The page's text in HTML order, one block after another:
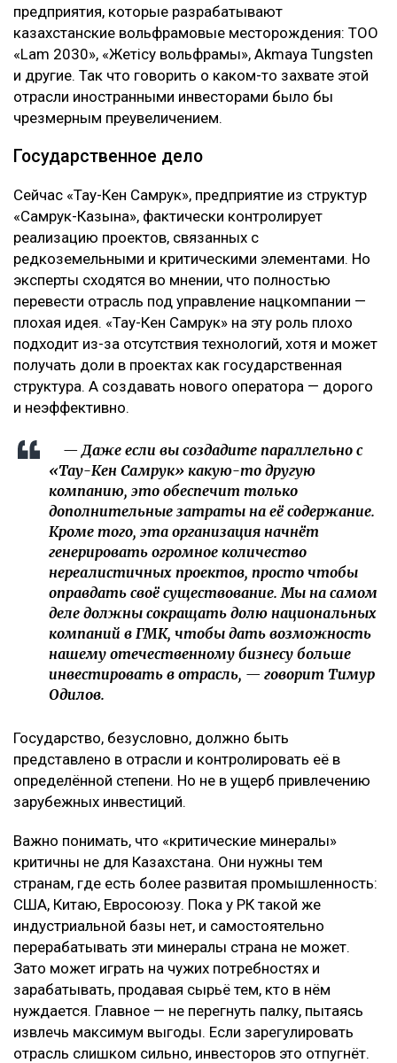
предприятия, которые разрабатывают
казахстанские вольфрамовые месторождения: ТОО
«Lam 2030», «Жетiсу вольфрамы», Akmaya Tungsten
и другие. Так что говорить о каком-то захвате этой
отрасли иностранными инвесторами было бы
чрезмерным преувеличением.
Государственное дело
Сейчас «Тау-Кен Самрук», предприятие из структур
«Самрук-Казына», фактически контролирует
реализацию проектов, связанных с
редкоземельными и критическими элементами. Но
эксперты сходятся во мнении, что полностью
перевести отрасль под управление нацкомпании —
плохая идея. «Тау-Кен Самрук» на эту роль плохо
подходит из-за отсутствия технологий, хотя и может
получать доли в проектах как государственная
структура. А создавать нового оператора — дорого
и неэффективно.
— Даже если вы создадите параллельно с
«Тау-Кен Самрук» какую-то другую
компанию, это обеспечит только
дополнительные затраты на её содержание.
Кроме того, эта организация начнёт
генерировать огромное количество
нереалистичных проектов, просто чтобы
оправдать своё существование. Мы на самом
деле должны сокращать долю национальных
компаний в ГМК, чтобы дать возможность
нашему отечественному бизнесу больше
инвестировать в отрасль, — говорит Тимур
Одилов.
Государство, безусловно, должно быть
представлено в отрасли и контролировать её в
определённой степени. Но не в ущерб привлечению
зарубежных инвестиций.
Важно понимать, что «критические минералы»
критичны не для Казахстана. Они нужны тем
странам, где есть более развитая промышленность:
США, Китаю, Евросоюзу. Пока у РК такой же
индустриальной базы нет, и самостоятельно
перерабатывать эти минералы страна не может.
Зато может играть на чужих потребностях и
зарабатывать, продавая сырьё тем, кто в нём
нуждается. Главное — не перегнуть палку, пытаясь
извлечь максимум выгоды. Если зарегулировать
отрасль слишком сильно, инвесторов это отпугнёт.